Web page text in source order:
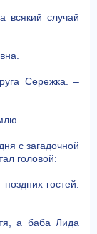
всякий случай
Сережка. –
с загадочной
головой:
гостей.
а баба Лида